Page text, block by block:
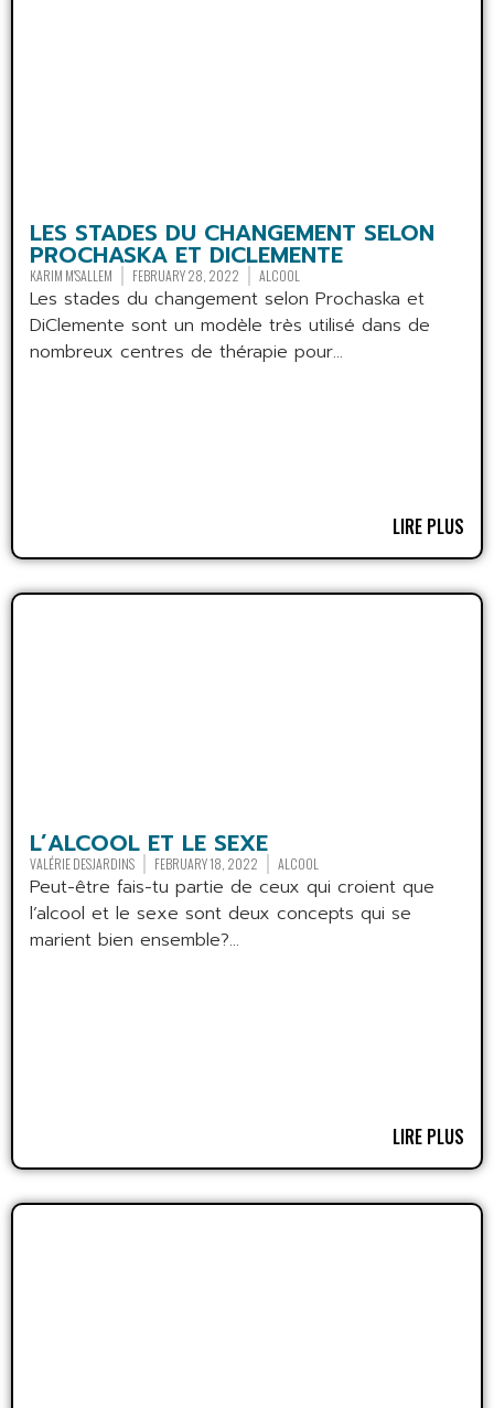
LES STADES DU CHANGEMENT SELON
PROCHASKA ET DICLEMENTE
KARIM M'SALLEM FEBRUARY 28, 2022 ALCOOL
Les stades du changement selon Prochaska et
DiClemente sont un modèle très utilisé dans de
nombreux centres de thérapie pour...
LIRE PLUS
L’ALCOOL ET LE SEXE
VALÉRIE DESJARDINS FEBRUARY 18, 2022 ALCOOL
Peut-être fais-tu partie de ceux qui croient que
l’alcool et le sexe sont deux concepts qui se
marient bien ensemble?...
LIRE PLUS